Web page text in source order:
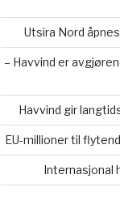
Utsira Nord
– Havvind er
Havvind gir
EU-millioner til
Internasjonal